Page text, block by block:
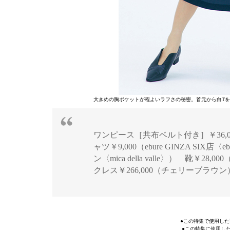
大きめの胸ポケットが程よいラフさの秘密。首元から白T
ワンピース［共布ベルト付き］￥
ャツ￥9,000（ebure GINZA SIX店
ン〈mica della valle〉） 靴￥
クレス￥266,000（チェリーブラウン
●この特集で使用し
●この特集に使用し